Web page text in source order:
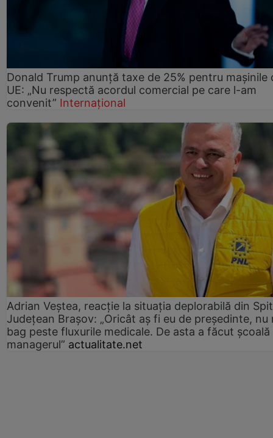
Donald Trump anunță taxe de 25% pentru mașinile
UE: „Nu respectă acordul comercial pe care l-am
convenit” Internațional
Adrian Veștea, reacție la situația deplorabilă din
Județean Brașov: „Oricât aș fi eu de președinte, nu
bag peste fluxurile medicale. De asta a făcut școală
managerul” actualitate.net